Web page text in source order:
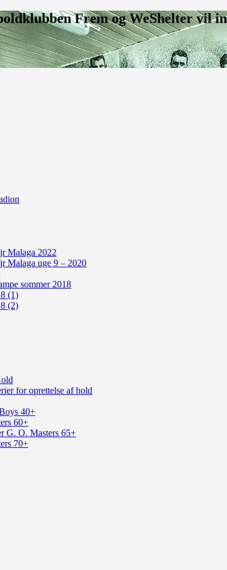
Frem og WeShelter vil
Malaga 2022
Malaga uge 9 – 2020
sommer 2018
(1)
(2)
for oprettelse af hold
40+
60+
G. O. Masters 65+
70+